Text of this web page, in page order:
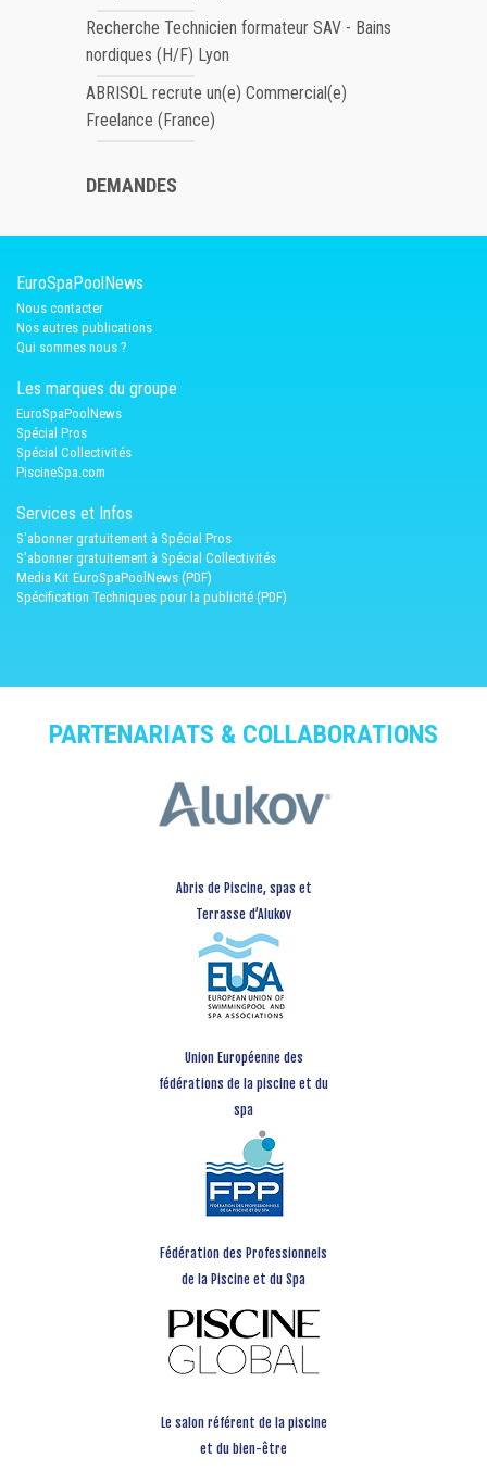
Recherche Technicien formateur SAV - Bains
nordiques (H/F) Lyon
ABRISOL recrute un(e) Commercial(e)
Freelance (France)
DEMANDES
EuroSpaPoolNews
Nous contacter
Nos autres publications
Qui sommes nous ?
Les marques du groupe
EuroSpaPoolNews
Spécial Pros
Spécial Collectivités
PiscineSpa.com
Services et Infos
S'abonner gratuitement à Spécial Pros
S'abonner gratuitement à Spécial Collectivités
Media Kit EuroSpaPoolNews (PDF)
Spécification Techniques pour la publicité (PDF)
PARTENARIATS & COLLABORATIONS
Abris de Piscine, spas et
Terrasse d’Alukov
Union Européenne des
fédérations de la piscine et du
spa
Fédération des Professionnels
de la Piscine et du Spa
Le salon référent de la piscine
et du bien-être